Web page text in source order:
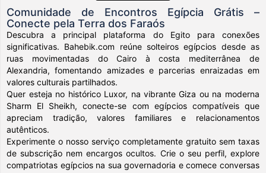
Comunidade de Encontros Egípcia Grátis –
Conecte pela Terra dos Faraós
Descubra a principal plataforma do Egito para conexões
significativas. Bahebik.com reúne solteiros egípcios desde as
ruas movimentadas do Cairo à costa mediterrânea de
Alexandria, fomentando amizades e parcerias enraizadas em
valores culturais partilhados.
Quer esteja no histórico Luxor, na vibrante Giza ou na moderna
Sharm El Sheikh, conecte-se com egípcios compatíveis que
apreciam tradição, valores familiares e relacionamentos
autênticos.
Experimente o nosso serviço completamente gratuito sem taxas
de subscrição nem encargos ocultos. Crie o seu perfil, explore
compatriotas egípcios na sua governadoria e comece conversas